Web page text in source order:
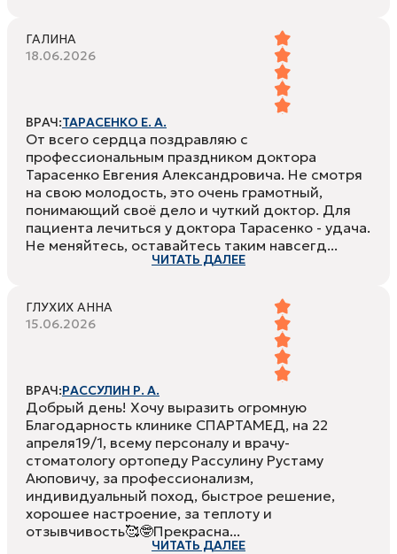
ГАЛИНА
18.06.2026
ВРАЧ:ТАРАСЕНКО Е. А.
От всего сердца поздравляю с
профессиональным праздником доктора
Тарасенко Евгения Александровича. Не смотря
на свою молодость, это очень грамотный,
понимающий своё дело и чуткий доктор. Для
пациента лечиться у доктора Тарасенко - удача.
Не меняйтесь, оставайтесь таким навсегд...
ЧИТАТЬ ДАЛЕЕ
ГЛУХИХ АННА
15.06.2026
ВРАЧ:РАССУЛИН Р. А.
Добрый день! Хочу выразить огромную
Благодарность клинике СПАРТАМЕД, на 22
апреля19/1, всему персоналу и врачу-
стоматологу ортопеду Рассулину Рустаму
Аюповичу, за профессионализм,
индивидуальный поход, быстрое решение,
хорошее настроение, за теплоту и
отзывчивость🥰🤓Прекрасна...
ЧИТАТЬ ДАЛЕЕ